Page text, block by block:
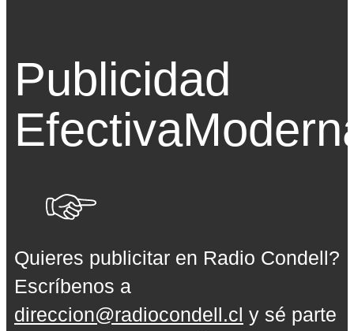
Publicidad
Efectiva
Quieres publicitar en Radio Condell?
Escríbenos a
direccion@radiocondell.cl y sé parte